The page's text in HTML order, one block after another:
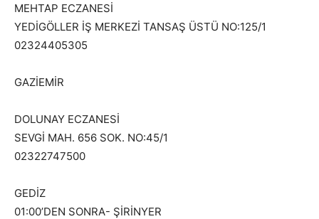
MEHTAP ECZANESİ
YEDİGÖLLER İŞ MERKEZİ TANSAŞ ÜSTÜ NO:125/1
02324405305
GAZİEMİR
DOLUNAY ECZANESİ
SEVGİ MAH. 656 SOK. NO:45/1
02322747500
GEDİZ
01:00’DEN SONRA- ŞİRİNYER